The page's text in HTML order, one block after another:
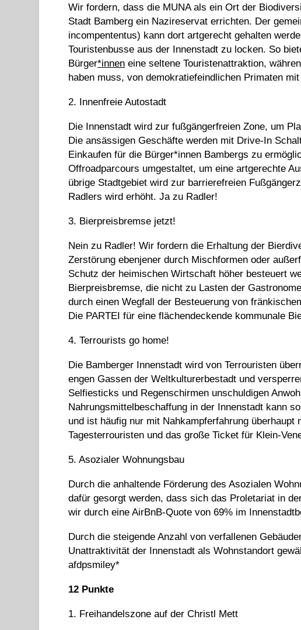
Wir fordern, dass die MUNA als ein Ort der
Stadt Bamberg ein Nazireservat errichten. Der
incompententus) kann dort artgerecht gehalten
Touristenbusse aus der Innenstadt zu locken. So
Bürger*innen eine seltene Touristenattraktion,
haben muss, von demokratiefeindlichen Primaten
2. Innenfreie Autostadt
Die Innenstadt wird zur fußgängerfreien Zone, um
Die ansässigen Geschäfte werden mit Drive-In
Einkaufen für die Bürger*innen Bambergs zu
Offroadparcours umgestaltet, um eine artgerechte
übrige Stadtgebiet wird zur barrierefreien
Radlers wird erhöht. Ja zu Radler!
3. Bierpreisbremse jetzt!
Nein zu Radler! Wir fordern die Erhaltung der
Zerstörung ebenjener durch Mischformen oder
Schutz der heimischen Wirtschaft höher besteuert
Bierpreisbremse, die nicht zu Lasten der
durch einen Wegfall der Besteuerung von
Die PARTEI für eine flächendeckende kommunale
4. Terrourists go home!
Die Bamberger Innenstadt wird von Terrouristen
engen Gassen der Weltkulturerbestadt und
Selfiesticks und Regenschirmen unschuldigen
Nahrungsmittelbeschaffung in der Innenstadt kann
und ist häufig nur mit Nahkampferfahrung
Tagesterrouristen und das große Ticket für Klein-
5. Asozialer Wohnungsbau
Durch die anhaltende Förderung des Asozialen
dafür gesorgt werden, dass sich das Proletariat in
wir durch eine AirBnB-Quote von 69% im
Durch die steigende Anzahl von verfallenen
Unattraktivität der Innenstadt als Wohnstandort
afdpsmiley*
12 Punkte
1. Freihandelszone auf der Christl Mett